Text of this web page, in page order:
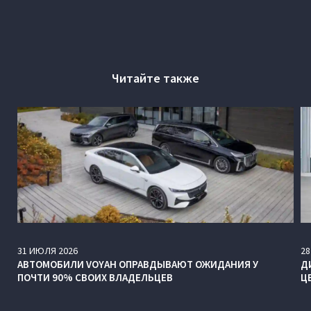
Читайте также
31 ИЮЛЯ 2026
АВТОМОБИЛИ VOYAH ОПРАВДЫВАЮТ ОЖИДАНИЯ У
ПОЧТИ 90% СВОИХ ВЛАДЕЛЬЦЕВ
28